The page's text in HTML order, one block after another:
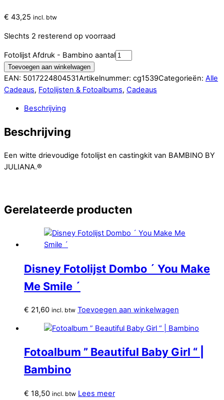
€ 43,25 incl. btw
Slechts 2 resterend op voorraad
Fotolijst Afdruk - Bambino aantal
Toevoegen aan winkelwagen
EAN: 5017224804531Artikelnummer: cg1539Categorieën: Alle
Cadeaus, Fotolijsten & Fotoalbums, Cadeaus
Beschrijving
Beschrijving
Een witte drievoudige fotolijst en castingkit van BAMBINO BY
JULIANA.®
Gerelateerde producten
Disney Fotolijst Dombo ´ You Make
Me Smile ´
€ 21,60 incl. btw Toevoegen aan winkelwagen
Fotoalbum ” Beautiful Baby Girl “ |
Bambino
€ 18,50 incl. btw Lees meer